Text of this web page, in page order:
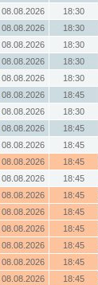
08.08.2026 18:30
08.08.2026 18:30
08.08.2026 18:30
08.08.2026 18:30
08.08.2026 18:30
08.08.2026 18:45
08.08.2026 18:30
08.08.2026 18:45
08.08.2026 18:45
08.08.2026 18:45
08.08.2026 18:45
08.08.2026 18:45
08.08.2026 18:45
08.08.2026 18:45
08.08.2026 18:45
08.08.2026 18:45
08.08.2026 18:45